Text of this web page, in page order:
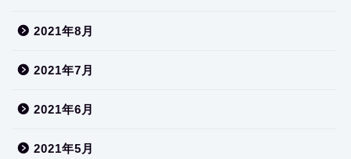
2021年8月
2021年7月
2021年6月
2021年5月